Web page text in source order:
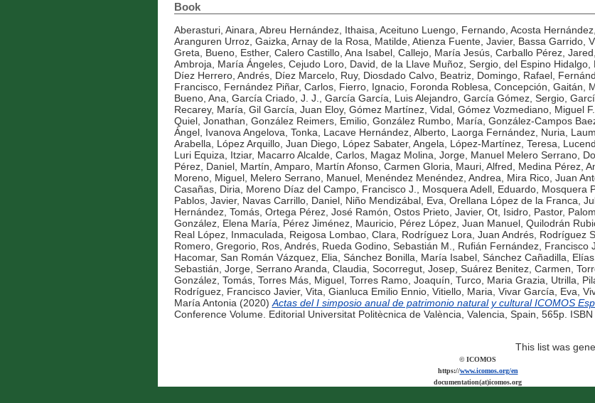
Book
Aberasturi, Ainara, Abreu Hernández, Ithaisa, Aceituno Luengo, Fernando, Acosta
Aranguren Urroz, Gaizka, Arnay de la Rosa, Matilde, Atienza Fuente, Javier, Bassa Garrido,
Greta, Bueno, Esther, Calero Castillo, Ana Isabel, Callejo, María Jesús, Carballo Pérez, Jared,
Ambroja, María Ángeles, Cejudo Loro, David, de la Llave Muñoz, Sergio, del Espino Hidalgo,
Díez Herrero, Andrés, Díez Marcelo, Ruy, Diosdado Calvo, Beatriz, Domingo, Rafael,
Francisco, Fernández Piñar, Carlos, Fierro, Ignacio, Foronda Roblesa, Concepción, Gaitán,
Bueno, Ana, García Criado, J. J., García García, Luis Alejandro, García Gómez, Sergio,
Recarey, María, Gil García, Juan Eloy, Gómez Martínez, Vidal, Gómez Vozmediano, Miguel F.
Quiel, Jonathan, González Reimers, Emilio, González Rumbo, María, González-Campos
Ángel, Ivanova Angelova, Tonka, Lacave Hernández, Alberto, Laorga Fernández, Nuria,
Arabella, López Arquillo, Juan Diego, López Sabater, Angela, López-Martínez, Teresa,
Luri Equiza, Itziar, Macarro Alcalde, Carlos, Magaz Molina, Jorge, Manuel Melero Serrano,
Pérez, Daniel, Martín, Amparo, Martín Afonso, Carmen Gloria, Mauri, Alfred, Medina Pérez,
Moreno, Miguel, Melero Serrano, Manuel, Menéndez Menéndez, Andrea, Mira Rico, Juan
Casañas, Diria, Moreno Díaz del Campo, Francisco J., Mosquera Adell, Eduardo, Mosquera
Pablos, Javier, Navas Carrillo, Daniel, Niño Mendizábal, Eva, Orellana López de la Franca,
Hernández, Tomás, Ortega Pérez, José Ramón, Ostos Prieto, Javier, Ot, Isidro, Pastor,
González, Elena María, Pérez Jiménez, Mauricio, Pérez López, Juan Manuel, Quilodrán
Real López, Inmaculada, Reigosa Lombao, Clara, Rodríguez Lora, Juan Andrés, Rodríguez
Romero, Gregorio, Ros, Andrés, Rueda Godino, Sebastián M., Rufián Fernández, Francisco
Hacomar, San Román Vázquez, Elia, Sánchez Bonilla, María Isabel, Sánchez Cañadilla, Elías
Sebastián, Jorge, Serrano Aranda, Claudia, Socorregut, Josep, Suárez Benitez, Carmen,
González, Tomás, Torres Más, Miguel, Torres Ramo, Joaquín, Turco, Maria Grazia, Utrilla,
Rodríguez, Francisco Javier, Vita, Gianluca Emilio Ennio, Vitiello, Maria, Vivar García, Eva,
María Antonia(2020)Actas del I simposio anual de patrimonio natural y cultural ICOMOS
Conference Volume. Editorial Universitat Politècnica de València, Valencia, Spain, 565p.
This list was
© ICOMOS
https://www.icomos.org/en
documentation(at)icomos.org